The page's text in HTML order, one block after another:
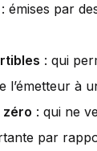
: émises par
: qui
l’émetteur à
zéro : qui ne
par